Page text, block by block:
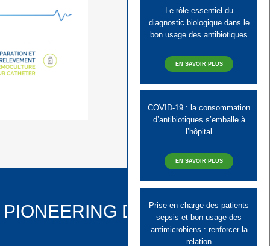
Le rôle essentiel du
diagnostic biologique dans le
bon usage des antibiotiques
EN SAVOIR PLUS
COVID-19 : la consommation
d’antibiotiques s’emballe à
l’hôpital
EN SAVOIR PLUS
Prise en charge des patients
sepsis et bon usage des
antimicrobiens : renforcer la
relation
PIONEERING DIAGNOSTICS